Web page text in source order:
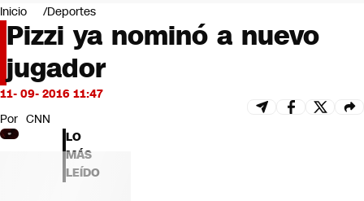
Negocios
Deportes
Programas completos
Cultura
Servicios
Bits
CNN Data
CNN tiempo
Futuro 360
Inicio Deportes
Pizzi ya nominó a nuevo
jugador
11- 09- 2016 11:47
Por CNN
LO
MÁS
LEÍDO